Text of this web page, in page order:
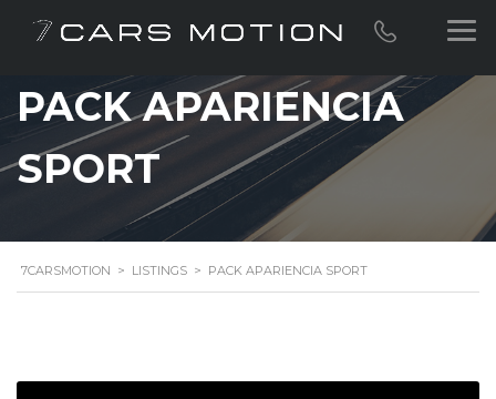
PACK APARIENCIA
SPORT
7CARSMOTION > LISTINGS > PACK APARIENCIA SPORT